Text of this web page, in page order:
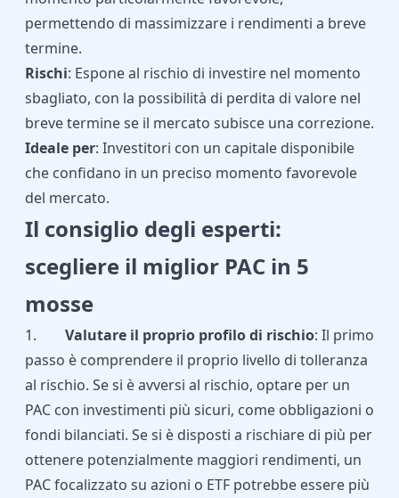
permettendo di massimizzare i rendimenti a breve
termine.
Rischi: Espone al rischio di investire nel momento
sbagliato, con la possibilità di perdita di valore nel
breve termine se il mercato subisce una correzione.
Ideale per: Investitori con un capitale disponibile
che confidano in un preciso momento favorevole
del mercato.
Il consiglio degli esperti:
scegliere il miglior PAC in 5
mosse
1. Valutare il proprio profilo di rischio: Il primo
passo è comprendere il proprio livello di tolleranza
al rischio. Se si è avversi al rischio, optare per un
PAC con investimenti più sicuri, come obbligazioni o
fondi bilanciati. Se si è disposti a rischiare di più per
ottenere potenzialmente maggiori rendimenti, un
PAC focalizzato su azioni o ETF potrebbe essere più